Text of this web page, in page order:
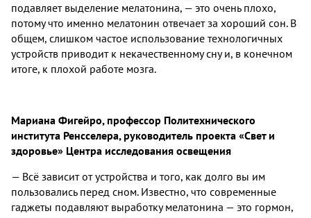
подавляет выделение мелатонина, — это очень плохо,
потому что именно мелатонин отвечает за хороший сон. В
общем, слишком частое использование технологичных
устройств приводит к некачественному сну и, в конечном
итоге, к плохой работе мозга.
Мариана Фигейро, профессор Политехнического
института Ренсселера, руководитель проекта «Свет и
здоровье» Центра исследования освещения
— Всё зависит от устройства и того, как долго вы им
пользовались перед сном. Известно, что современные
гаджеты подавляют выработку мелатонина — это гормон,